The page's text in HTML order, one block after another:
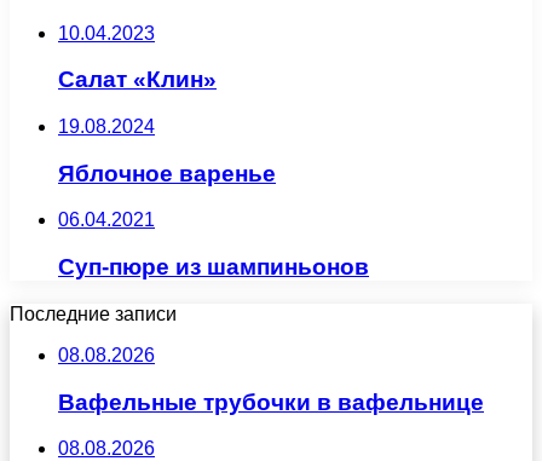
10.04.2023
Салат «Клин»
19.08.2024
Яблочное варенье
06.04.2021
Суп-пюре из шампиньонов
Последние записи
08.08.2026
Вафельные трубочки в вафельнице
08.08.2026